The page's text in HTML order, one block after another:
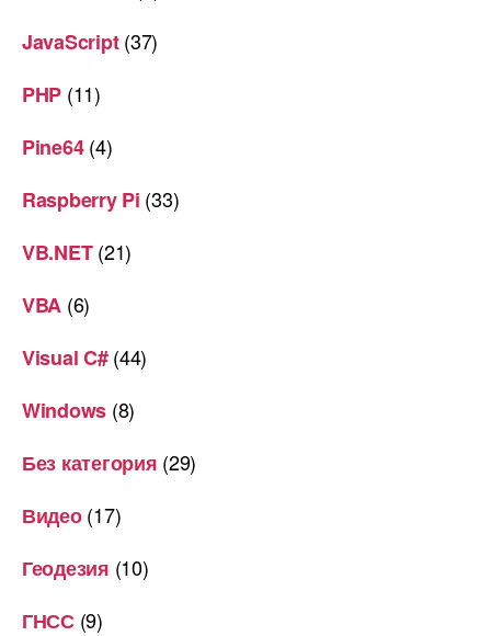
JavaScript(37)
PHP (11)
Pine64(4)
Raspberry Pi (33)
VB.NET(21)
VBA (6)
Visual C#(44)
Windows (8)
Без категория (29)
Видео(17)
Геодезия (10)
ГНСС(9)